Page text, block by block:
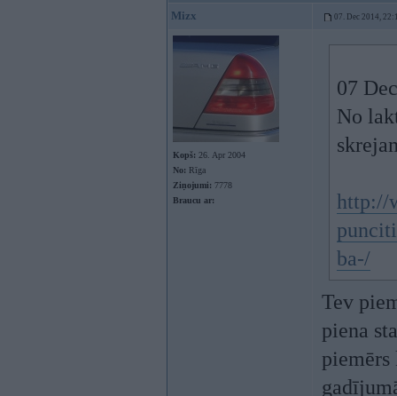
Mizx 07. Dec 2014,
Kopš: 26. Apr 2004
No: Rīga
Ziņojumi: 7778
Braucu ar:
07
No
http://
ba-/
Tev
piena